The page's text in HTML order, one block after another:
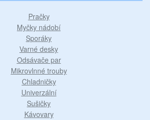
Pračky
Myčky nádobí
Sporáky
Varné desky
Odsávače par
Mikrovlnné trouby
Chladničky
Univerzální
Sušičky
Kávovary